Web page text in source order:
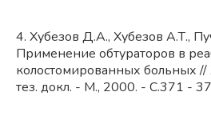
4. Хубезов Д.А., Хубезов А.Т.,
Применение обтураторов в
колостомированных больных //
тез. докл. - М., 2000. - С.371 -